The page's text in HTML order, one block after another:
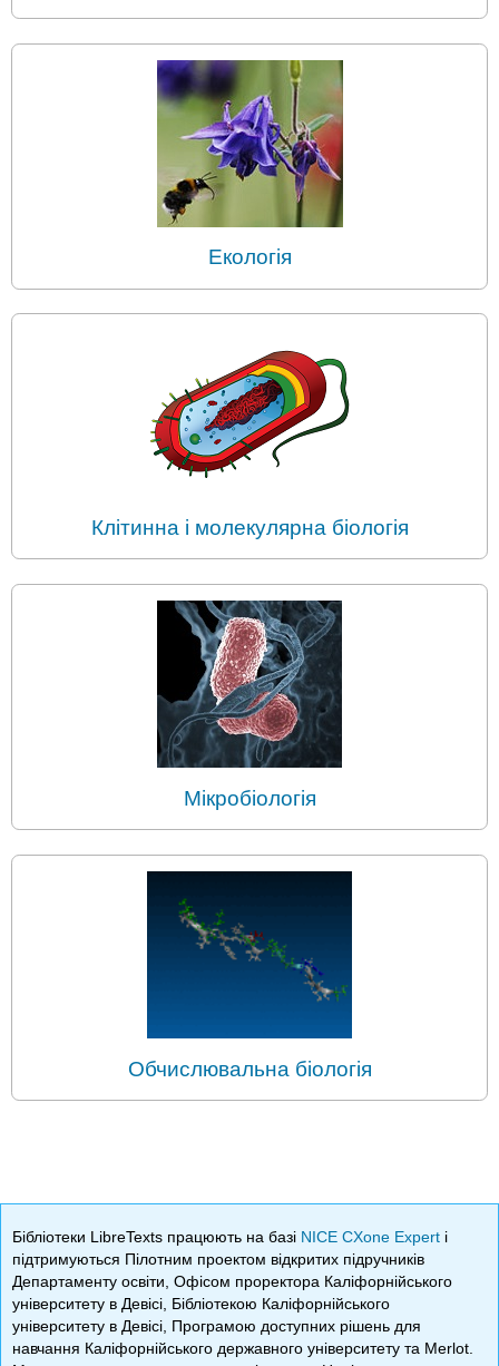
Екологія
Клітинна і молекулярна біологія
Мікробіологія
Обчислювальна біологія
Бібліотеки LibreTexts працюють на базі NICE CXone Expert і
підтримуються Пілотним проектом відкритих підручників
Департаменту освіти, Офісом проректора Каліфорнійського
університету в Девісі, Бібліотекою Каліфорнійського
університету в Девісі, Програмою доступних рішень для
навчання Каліфорнійського державного університету та Merlot.